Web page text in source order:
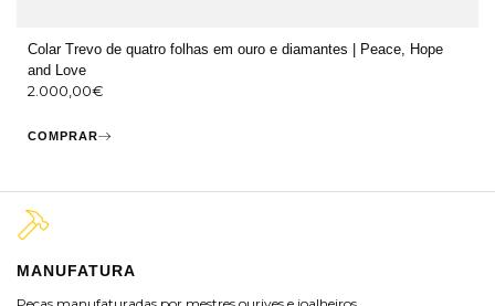
Colar Trevo de quatro folhas em ouro e diamantes | Peace, Hope
and Love
2.000,00€
COMPRAR
MANUFATURA